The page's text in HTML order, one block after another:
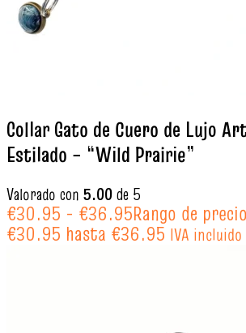
Collar Gato de Cuero de Lujo
Estilado – “Wild Prairie”
Valorado con 5.00de 5
€30.95 - €36.95Rango de
€30.95 hasta €36.95 IVA incluido